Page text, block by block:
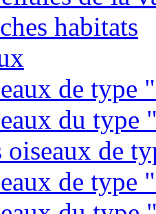
habitats
de type
du type
oiseaux de
de type